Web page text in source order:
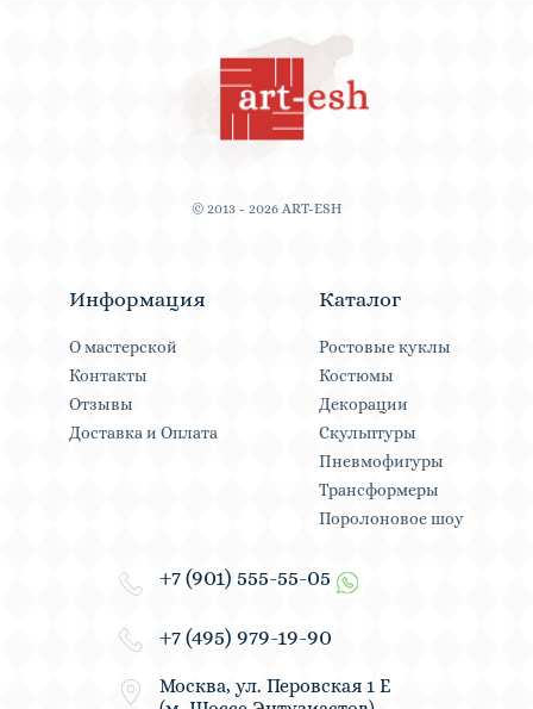
© 2013 - 2026 ART-ESH
Информация
О мастерской
Контакты
Отзывы
Доставка и Оплата
Каталог
Ростовые куклы
Костюмы
Декорации
Скульптуры
Пневмофигуры
Трансформеры
Поролоновое шоу
+7 (901) 555-55-05
+7 (495) 979-19-90
Москва, ул. Перовская 1 Е